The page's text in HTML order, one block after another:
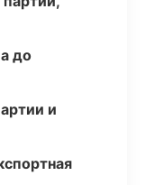
до
и